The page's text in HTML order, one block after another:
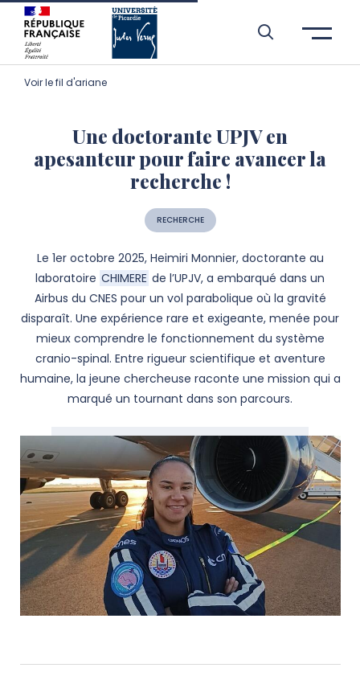
Aller à l’entête de page
Aller au menu principale
Aller au contenu principal
Aller à la recherche
Passer aux cookies
Aller au pied de page
Voir le fil d'ariane
Une doctorante UPJV en
apesanteur pour faire avancer la
recherche !
RECHERCHE
Le 1er octobre 2025, Heimiri Monnier, doctorante au
laboratoire CHIMERE de l’UPJV, a embarqué dans un
Airbus du CNES pour un vol parabolique où la gravité
disparaît. Une expérience rare et exigeante, menée pour
mieux comprendre le fonctionnement du système
cranio-spinal. Entre rigueur scientifique et aventure
humaine, la jeune chercheuse raconte une mission qui a
marqué un tournant dans son parcours.